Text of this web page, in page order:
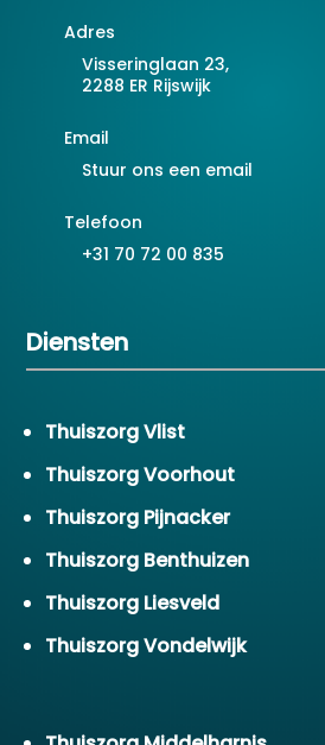
Adres
Visseringlaan 23,
2288 ER Rijswijk
Email
Stuur ons een email
Telefoon
+31 70 72 00 835
Diensten
Thuiszorg Vlist
Thuiszorg Voorhout
Thuiszorg Pijnacker
Thuiszorg Benthuizen
Thuiszorg Liesveld
Thuiszorg Vondelwijk